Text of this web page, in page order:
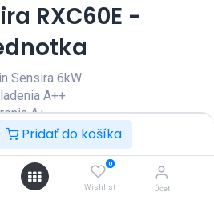
Pridať do košíka
0
Wishlist Účet
RXC60E -
Sensira 6kW
A++
A+
pre